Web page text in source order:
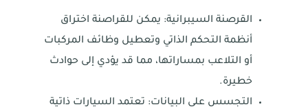
القرصنة السيبرانية: يمكن للقراصنة اختراق
أنظمة التحكم الذاتي وتعطيل وظائف المركبات
أو التلاعب بمساراتها، مما قد يؤدي إلى حوادث
خطيرة.
التجسس على البيانات: تعتمد السيارات ذاتية